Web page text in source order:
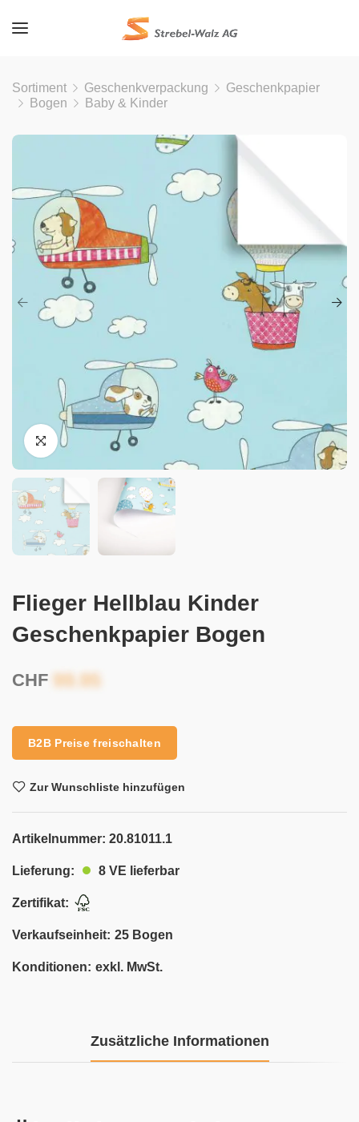
Sortiment Geschenkverpackung
Geschenkpapier
Bogen
Baby & Kinder
Flieger Hellblau Kinder
Geschenkpapier Bogen
CHF
B2B Preise freischalten
Zur Wunschliste hinzufügen
Artikelnummer: 20.81011.1
Lieferung: 8 VE lieferbar
Zertifikat:
Verkaufseinheit: 25 Bogen
Konditionen: exkl. MwSt.
Zusätzliche Informationen